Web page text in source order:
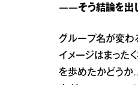
――そう結論を出
グループ名が変わ
イメージはまった
を歩めたかどうか